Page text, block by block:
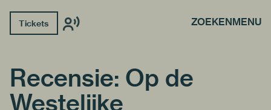
Tickets ZOEKENMENU
Recensie: Op de
Westelijke